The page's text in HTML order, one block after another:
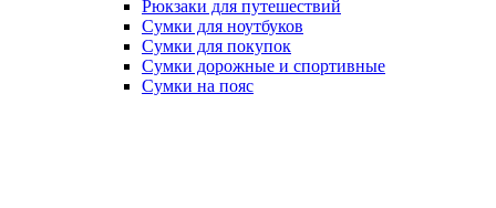
Рюкзаки для путешествий
Сумки для ноутбуков
Сумки для покупок
Сумки дорожные и спортивные
Сумки на пояс